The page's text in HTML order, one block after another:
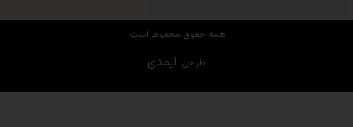
همه حقوق محفوظ است.
ایمدی